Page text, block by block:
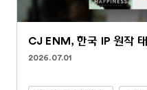
CJ ENM, 한국 IP 원작
2026.07.01